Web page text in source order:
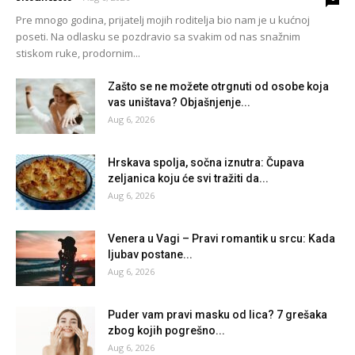
Pre mnogo godina, prijatelj mojih roditelja bio nam je u kućnoj
poseti. Na odlasku se pozdravio sa svakim od nas snažnim
stiskom ruke, prodornim...
Zašto se ne možete otrgnuti od osobe koja
vas uništava? Objašnjenje...
Aug 6, 2026
Hrskava spolja, sočna iznutra: Čupava
zeljanica koju će svi tražiti da...
Aug 6, 2026
Venera u Vagi – Pravi romantik u srcu: Kada
ljubav postane...
Aug 6, 2026
Puder vam pravi masku od lica? 7 grešaka
zbog kojih pogrešno...
Aug 6, 2026